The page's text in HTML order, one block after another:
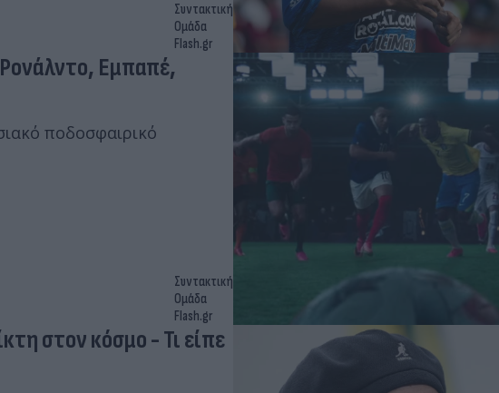
Συντακτική
Ομάδα
Flash.gr
Ρονάλντο, Εμπαπέ,
ποδοσφαιρικό
Συντακτική
Ομάδα
Flash.gr
στον κόσμο - Τι είπε